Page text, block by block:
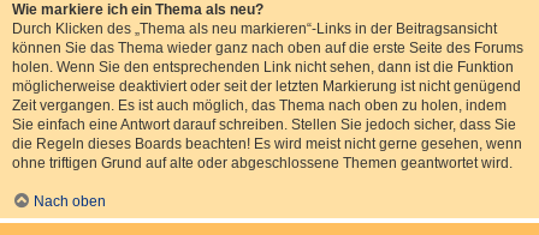
Wie markiere ich ein Thema als neu?
Durch Klicken des „Thema als neu markieren“-Links in der Beitragsansicht
können Sie das Thema wieder ganz nach oben auf die erste Seite des Forums
holen. Wenn Sie den entsprechenden Link nicht sehen, dann ist die Funktion
möglicherweise deaktiviert oder seit der letzten Markierung ist nicht genügend
Zeit vergangen. Es ist auch möglich, das Thema nach oben zu holen, indem
Sie einfach eine Antwort darauf schreiben. Stellen Sie jedoch sicher, dass Sie
die Regeln dieses Boards beachten! Es wird meist nicht gerne gesehen, wenn
ohne triftigen Grund auf alte oder abgeschlossene Themen geantwortet wird.
Nach oben